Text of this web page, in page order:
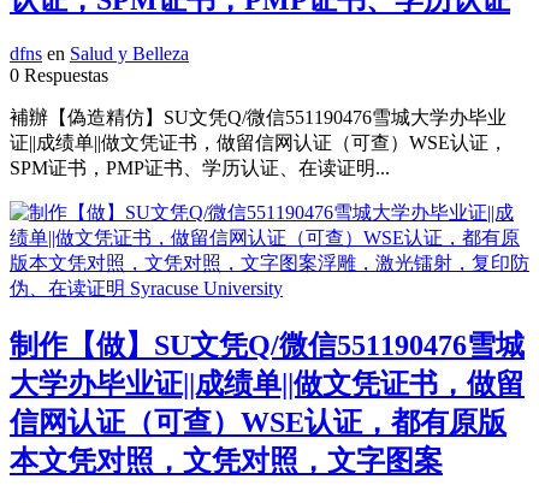
dfns en Salud y Belleza
0 Respuestas
補辦【偽造精仿】SU文凭Q/微信551190476雪城大学办毕业
证||成绩单||做文凭证书，做留信网认证（可查）WSE认证，
SPM证书，PMP证书、学历认证、在读证明...
制作【做】SU文凭Q/微信551190476雪城
大学办毕业证||成绩单||做文凭证书，做留
信网认证（可查）WSE认证，都有原版
本文凭对照，文凭对照，文字图案